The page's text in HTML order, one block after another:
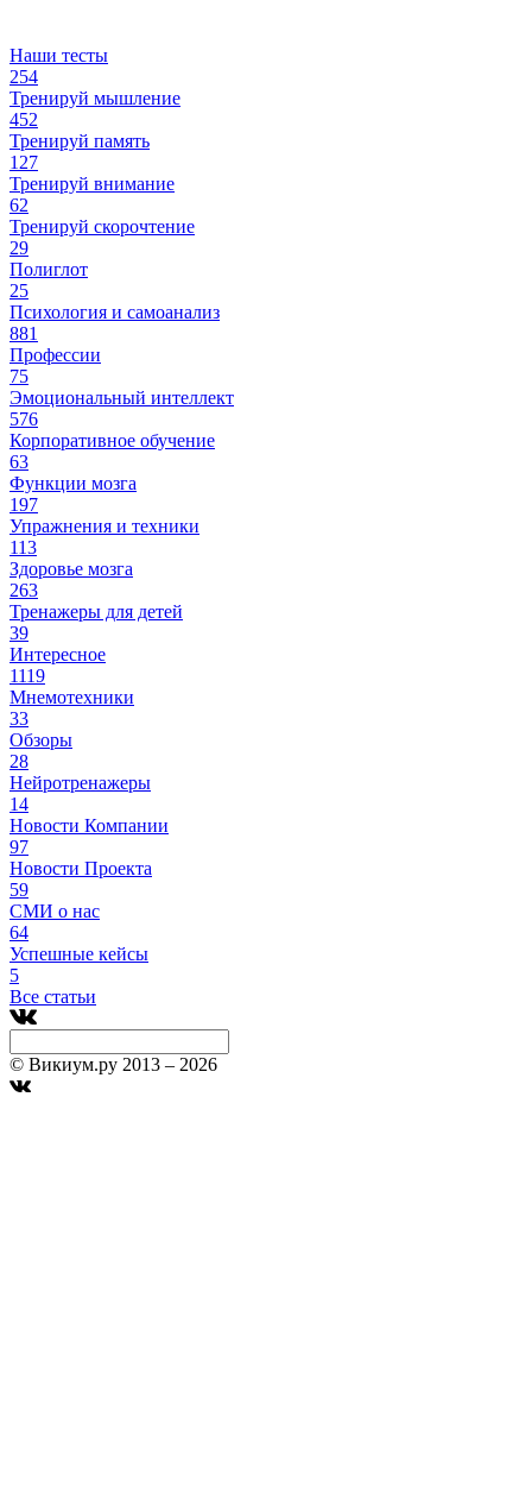
Наши тесты
254
Тренируй мышление
452
Тренируй память
127
Тренируй внимание
62
Тренируй скорочтение
29
Полиглот
25
Психология и самоанализ
881
Профессии
75
Эмоциональный интеллект
576
Корпоративное обучение
63
Функции мозга
197
Упражнения и техники
113
Здоровье мозга
263
Тренажеры для детей
39
Интересное
1119
Мнемотехники
33
Обзоры
28
Нейротренажеры
14
Новости Компании
97
Новости Проекта
59
СМИ о нас
64
Успешные кейсы
5
Все статьи
© Викиум.ру 2013 – 2026